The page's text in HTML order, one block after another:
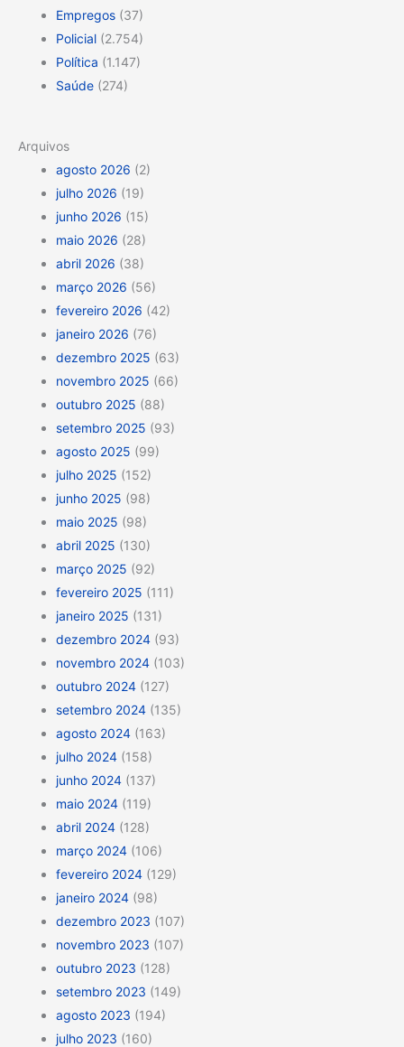
Empregos (37)
Policial (2.754)
Política (1.147)
Saúde (274)
Arquivos
agosto 2026 (2)
julho 2026 (19)
junho 2026 (15)
maio 2026 (28)
abril 2026 (38)
março 2026 (56)
fevereiro 2026 (42)
janeiro 2026 (76)
dezembro 2025 (63)
novembro 2025 (66)
outubro 2025 (88)
setembro 2025 (93)
agosto 2025 (99)
julho 2025 (152)
junho 2025 (98)
maio 2025 (98)
abril 2025 (130)
março 2025 (92)
fevereiro 2025 (111)
janeiro 2025 (131)
dezembro 2024 (93)
novembro 2024 (103)
outubro 2024 (127)
setembro 2024 (135)
agosto 2024 (163)
julho 2024 (158)
junho 2024 (137)
maio 2024 (119)
abril 2024 (128)
março 2024 (106)
fevereiro 2024 (129)
janeiro 2024 (98)
dezembro 2023 (107)
novembro 2023 (107)
outubro 2023 (128)
setembro 2023 (149)
agosto 2023 (194)
julho 2023 (160)